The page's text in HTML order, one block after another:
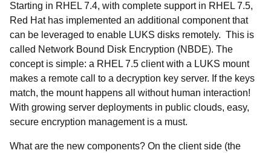
Starting in RHEL 7.4, with complete support in RHEL 7.5,
Red Hat has implemented an additional component that
can be leveraged to enable LUKS disks remotely. This is
called Network Bound Disk Encryption (NBDE). The
concept is simple: a RHEL 7.5 client with a LUKS mount
makes a remote call to a decryption key server. If the keys
match, the mount happens all without human interaction!
With growing server deployments in public clouds, easy,
secure encryption management is a must.
What are the new components? On the client side (the